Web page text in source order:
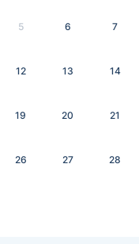
5 6 7
12 13 14
19 20 21
26 27 28